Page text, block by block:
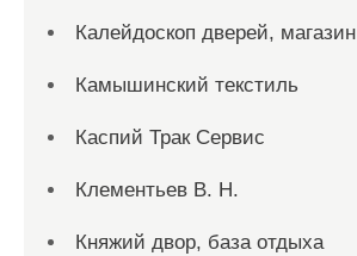
Калейдоскоп дверей, магазин
Камышинский текстиль
Каспий Трак Сервис
Клементьев В. Н.
Княжий двор, база отдыха